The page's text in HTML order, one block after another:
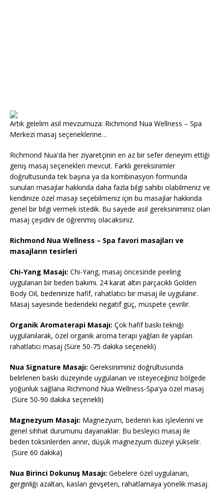
Artık gelelim asıl mevzumuza: Richmond Nua Wellness – Spa
Merkezi masaj seçeneklerine…
Richmond Nua'da her ziyaretçinin en az bir sefer deneyim ettiği
geniş masaj seçenekleri mevcut. Farklı gereksinimler
doğrultusunda tek başına ya da kombinasyon formunda
sunulan masajlar hakkında daha fazla bilgi sahibi olabilmeniz ve
kendinize özel masajı seçebilmeniz için bu masajlar hakkında
genel bir bilgi vermek istedik. Bu sayede asıl gereksiniminiz olan
masaj çeşidini de öğrenmiş olacaksınız.
Richmond Nua Wellness – Spa favori masajları ve
masajların tesirleri
Chi-Yang Masajı: Chi-Yang, masaj öncesinde peeling
uygulanan bir beden bakımı. 24 karat altın parçacıklı Golden
Body Oil, bedeninize hafif, rahatlatıcı bir masaj ile uygulanır.
Masaj sayesinde bedendeki negatif güç, müspete çevrilir.
Organik Aromaterapi Masajı: Çok hafif baskı tekniği
uygulanılarak, özel organik aroma terapi yağları ile yapılan
rahatlatıcı masaj (Süre 50-75 dakika seçenekli)
Nua Signature Masajı: Gereksiniminiz doğrultusunda
belirlenen baskı düzeyinde uygulanan ve isteyeceğiniz bölgede
yoğunluk sağlana Richmond Nua Wellness-Spa'ya özel masaj
(Süre 50-90 dakika seçenekli)
Magnezyum Masajı: Magnezyum, bedenin kas işlevlerini ve
genel sıhhat durumunu dayanaklar. Bu besleyici masaj ile
beden toksinlerden arınır, düşük magnezyum düzeyi yükselir.
(Süre 60 dakika)
Nua Birinci Dokunuş Masajı: Gebelere özel uygulanan,
gerginliği azaltan, kasları gevşeten, rahatlamaya yönelik masaj.